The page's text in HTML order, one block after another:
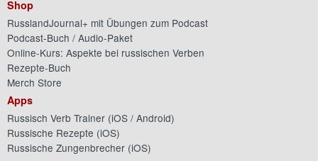
Shop
RusslandJournal+ mit Übungen zum Podcast
Podcast-Buch / Audio-Paket
Online-Kurs: Aspekte bei russischen Verben
Rezepte-Buch
Merch Store
Apps
Russisch Verb Trainer (iOS / Android)
Russische Rezepte (iOS)
Russische Zungenbrecher (iOS)